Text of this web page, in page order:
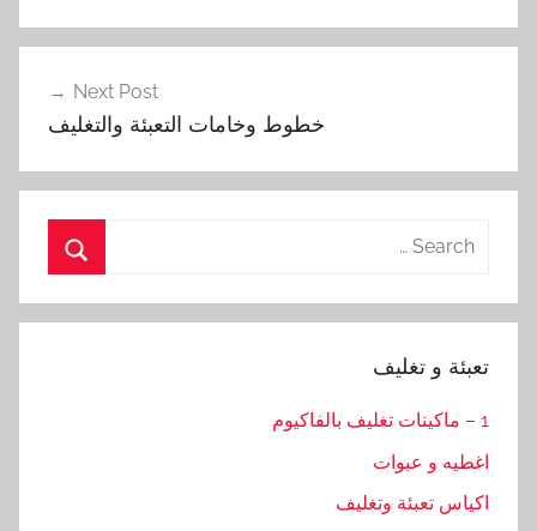
Next Post
خطوط وخامات التعبئة والتغليف
Search
تعبئة و تغليف
1 – ماكينات تغليف بالفاكيوم
اغطيه و عبوات
اكياس تعبئة وتغليف